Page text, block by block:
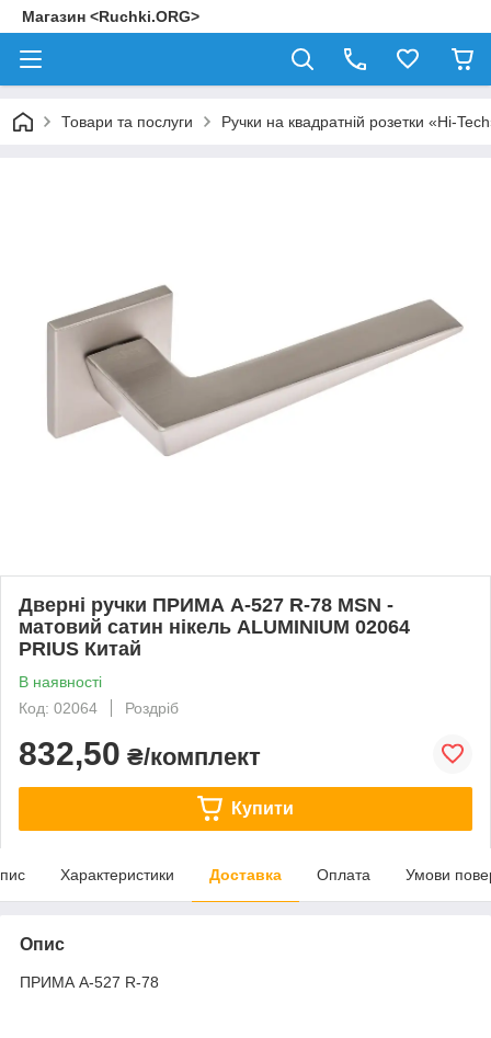
Магазин <Ruchki.ORG>
Товари та послуги Ручки на квадратній розетки «Hi-
Дверні ручки ПРИМА A-527 R-78 MSN -
матовий сатин нікель ALUMINIUM 02064
PRIUS Китай
В наявності
Код: 02064
Роздріб
832,50 ₴/комплект
Купити
Характеристики Доставка Оплата Умови
Опис
ПРИМА A-527 R-78